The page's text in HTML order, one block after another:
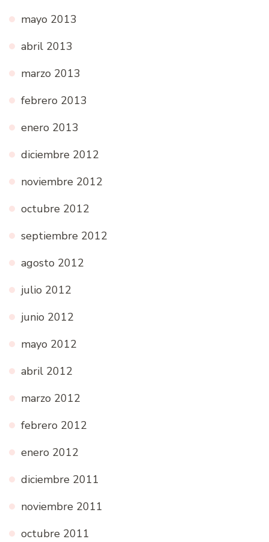
mayo 2013
abril 2013
marzo 2013
febrero 2013
enero 2013
diciembre 2012
noviembre 2012
octubre 2012
septiembre 2012
agosto 2012
julio 2012
junio 2012
mayo 2012
abril 2012
marzo 2012
febrero 2012
enero 2012
diciembre 2011
noviembre 2011
octubre 2011